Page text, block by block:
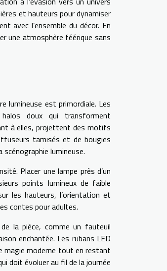
et hauteurs pour dynamiser
avec l’ensemble du décor. En
une atmosphère féérique sans
lumineuse est primordiale. Les
doux qui transforment
à elles, projettent des motifs
tamisés et de bougies
lumineuse.
Placer une lampe près d’un
points lumineux de faible
les hauteurs, l’orientation et
contes pour adultes.
la pièce, comme un fauteuil
enchantée. Les rubans LED
magie moderne tout en restant
doit évoluer au fil de la journée